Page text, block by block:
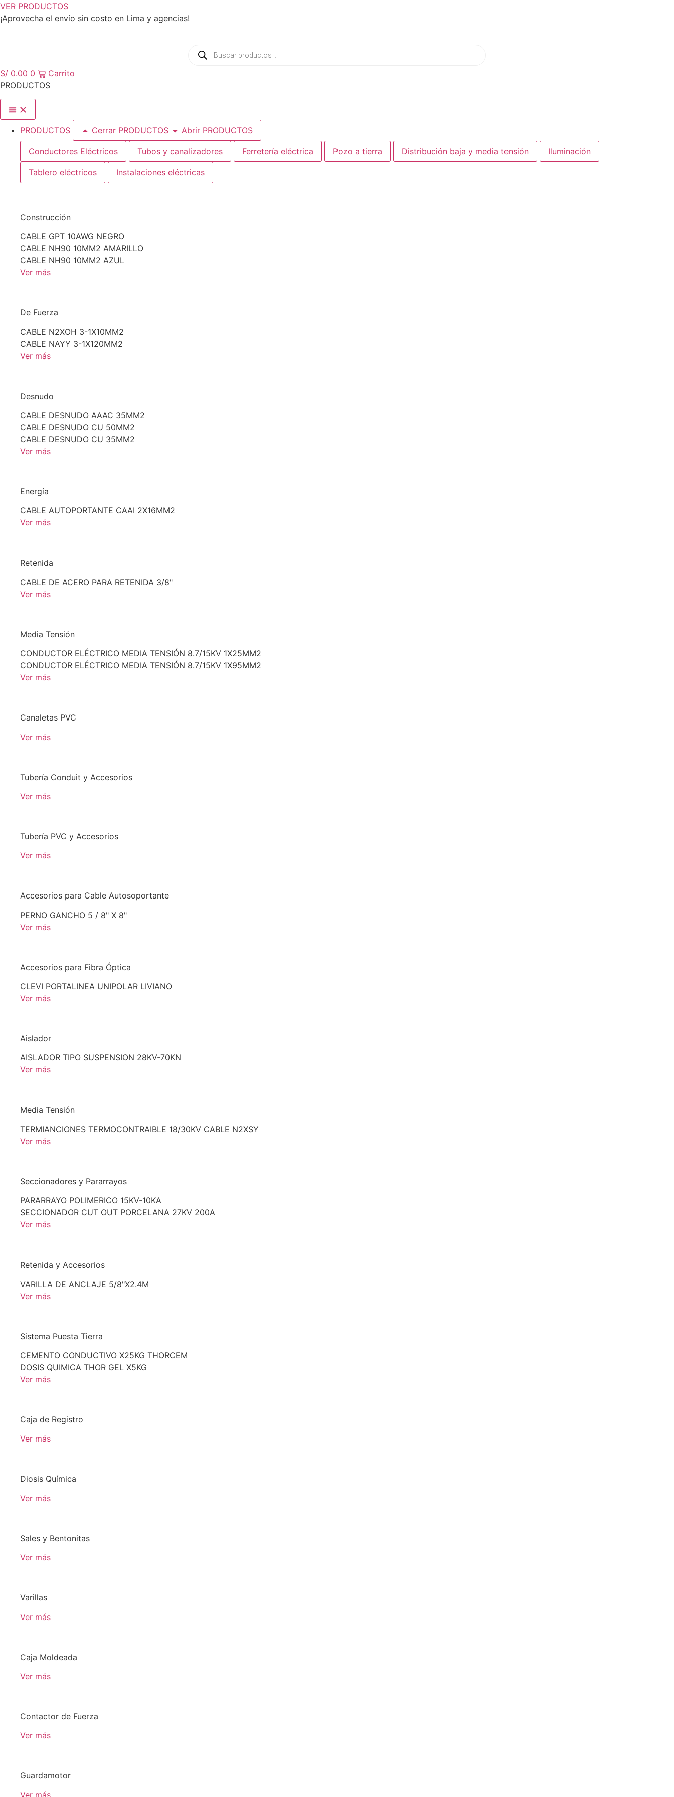
Ir
al
VER PRODUCTOS
¡Aprovecha el envío sin costo en Lima y agencias!
Búsqueda
S/ 0.00 0
Carrito
PRODUCTOS
PRODUCTOS Cerrar PRODUCTOS Abrir PRODUCTOS
Conductores Eléctricos Tubos y canalizadores Ferretería eléctrica Pozo a tierra Distribución baja y media tensión Iluminación
Tablero eléctricos Instalaciones eléctricas
Construcción
CABLE GPT 10AWG NEGRO
CABLE NH90 10MM2 AMARILLO
CABLE NH90 10MM2 AZUL
Ver más
De Fuerza
CABLE N2XOH 3-1X10MM2
CABLE NAYY 3-1X120MM2
Ver más
Desnudo
CABLE DESNUDO AAAC 35MM2
CABLE DESNUDO CU 50MM2
CABLE DESNUDO CU 35MM2
Ver más
Energía
CABLE AUTOPORTANTE CAAI 2X16MM2
Ver más
Retenida
CABLE DE ACERO PARA RETENIDA 3/8"
Ver más
Media Tensión
CONDUCTOR ELÉCTRICO MEDIA TENSIÓN 8.7/15KV 1X25MM2
CONDUCTOR ELÉCTRICO MEDIA TENSIÓN 8.7/15KV 1X95MM2
Ver más
Canaletas PVC
Ver más
Tubería Conduit y Accesorios
Ver más
Tubería PVC y Accesorios
Ver más
Accesorios para Cable Autosoportante
PERNO GANCHO 5 / 8" X 8"
Ver más
Accesorios para Fibra Óptica
CLEVI PORTALINEA UNIPOLAR LIVIANO
Ver más
Aislador
AISLADOR TIPO SUSPENSION 28KV-70KN
Ver más
Media Tensión
TERMIANCIONES TERMOCONTRAIBLE 18/30KV CABLE N2XSY
Ver más
Seccionadores y Pararrayos
PARARRAYO POLIMERICO 15KV-10KA
SECCIONADOR CUT OUT PORCELANA 27KV 200A
Ver más
Retenida y Accesorios
VARILLA DE ANCLAJE 5/8"X2.4M
Ver más
Sistema Puesta Tierra
CEMENTO CONDUCTIVO X25KG THORCEM
DOSIS QUIMICA THOR GEL X5KG
Ver más
Caja de Registro
Ver más
Diosis Química
Ver más
Sales y Bentonitas
Ver más
Varillas
Ver más
Caja Moldeada
Ver más
Contactor de Fuerza
Ver más
Guardamotor
Ver más